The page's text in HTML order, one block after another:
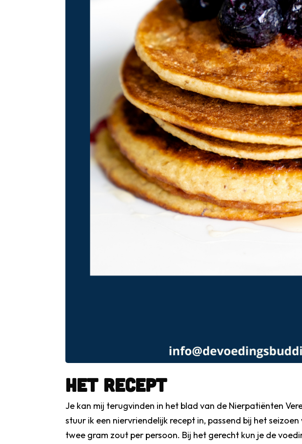
Het recept
Je kan mij terugvinden in het blad van de Nierpatiënten
stuur ik een niervriendelijk recept in, passend bij het
twee gram zout per persoon. Bij het gerecht kun je de